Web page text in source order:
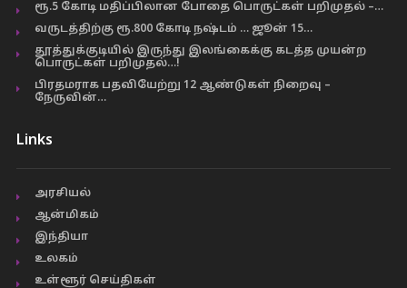
ரூ.5 கோடி மதிப்பிலான போதை பொருட்கள் பறிமுதல் –…
வருடத்திற்கு ரூ.800 கோடி நஷ்டம் … ஜூன் 15…
தூத்துக்குடியில் இருந்து இலங்கைக்கு கடத்த முயன்ற
பொருட்கள் பறிமுதல்…!
பிரதமராக பதவியேற்று 12 ஆண்டுகள் நிறைவு –
நேருவின்…
Links
அரசியல்
ஆன்மிகம்
இந்தியா
உலகம்
உள்ளூர் செய்திகள்